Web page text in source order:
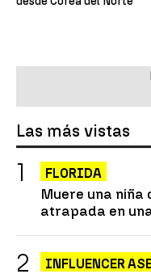
Las más vistas
FLORIDA
Muere una
atrapada en
INFLUENCER